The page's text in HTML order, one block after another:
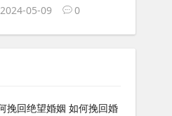
2024-05-09
0
挽回绝望婚姻 如何挽回婚